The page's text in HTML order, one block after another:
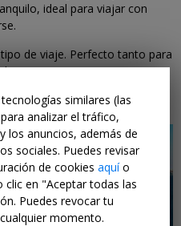
ideal para viajar con
de viaje. Perfecto tanto para
y rutas por carretera como
similares (las
analizar el tráfico,
los anuncios, además de
sociales. Puedes revisar
de cookies aquío
clic en "Aceptar todas las
Puedes revocar tu
momento.